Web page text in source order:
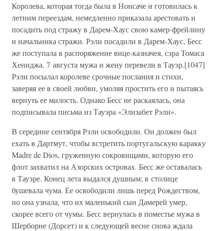
Королева, которая тогда была в Нонсаче и готовилась к
летним переездам, немедленно приказала арестовать и
посадить под стражу в Дарем-Хаус свою камер-фрейлину
и начальника стражи. Рэли посадили в Дарем-Хаус, Бесс
же поступала в распоряжение вице-казначея, сэра Томаса
Хениджа. 7 августа мужа и жену перевели в Тауэр.[1047]
Рэли посылал королеве срочные послания и стихи,
заверяя ее в своей любви, умоляя простить его и пытаясь
вернуть ее милость. Однако Бесс не раскаялась, она
подписывала письма из Тауэра «Элизабет Рэли».
В середине сентября Рэли освободили. Он должен был
ехать в Дартмут, чтобы встретить португальскую каракку
Madre de Dios, груженную сокровищами, которую его
флот захватил на Азорских островах. Бесс же оставалась
в Тауэре. Конец лета выдался душным; в столице
бушевала чума. Ее освободили лишь перед Рождеством,
но она узнала, что их маленький сын Дамерей умер,
скорее всего от чумы. Бесс вернулась в поместье мужа в
Шерборне (Дорсет) и к следующей весне снова ждала